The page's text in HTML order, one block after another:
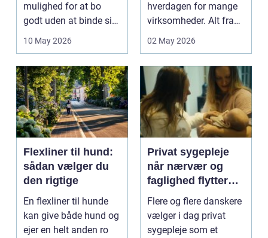
mulighed for at bo
godt uden at binde sig
ø...
10 May 2026
hverdagen for mange
virksomheder. Alt fra
byggematerialer...
02 May 2026
Flexliner til hund:
sådan vælger du
den rigtige
En flexliner til hunde
kan give både hund og
ejer en helt anden ro
Privat sygepleje
når nærvær og
faglighed flytter
hjem i stuen
Flere og flere danskere
vælger i dag privat
sygepleje som et